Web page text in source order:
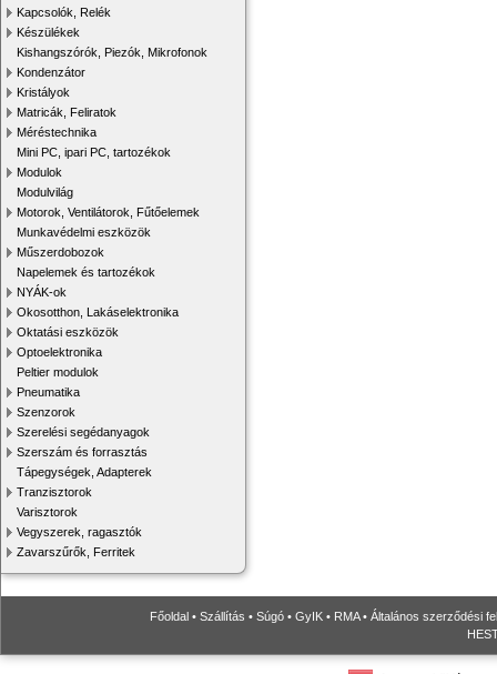
Kapcsolók, Relék
Készülékek
Kishangszórók, Piezók, Mikrofonok
Kondenzátor
Kristályok
Matricák, Feliratok
Méréstechnika
Mini PC, ipari PC, tartozékok
Modulok
Modulvilág
Motorok, Ventilátorok, Fűtőelemek
Munkavédelmi eszközök
Műszerdobozok
Napelemek és tartozékok
NYÁK-ok
Okosotthon, Lakáselektronika
Oktatási eszközök
Optoelektronika
Peltier modulok
Pneumatika
Szenzorok
Szerelési segédanyagok
Szerszám és forrasztás
Tápegységek, Adapterek
Tranzisztorok
Varisztorok
Vegyszerek, ragasztók
Zavarszűrők, Ferritek
Főoldal • Szállítás • Súgó • GyIK • RMA• Általános szerződési